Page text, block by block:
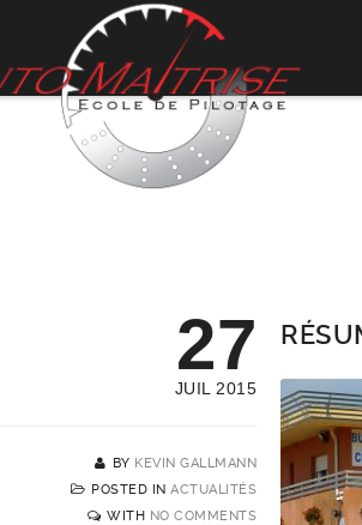
27
JUIL 2015
BY KEVIN GALLMANN
POSTED IN ACTUALITÉS
WITH NO COMMENTS